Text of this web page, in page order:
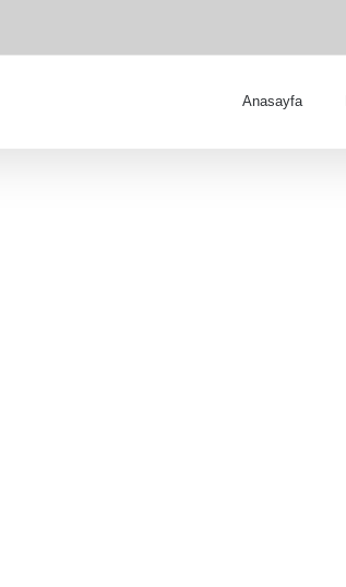
Anasayfa